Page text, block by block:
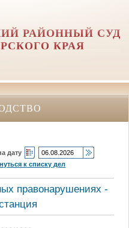
РАЙОННЫЙ СУД
КРАЯ
дату
к списку дел
правонарушениях -